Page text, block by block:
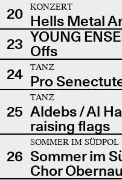
20
KONZERT
Hells Metal
23 YOUNG
Offs
24
TANZ
Pro
25
TANZ
Aldebs / Al
raising flags
26
SOMMER IM SÜDPOL
Sommer im
Chor Obernau